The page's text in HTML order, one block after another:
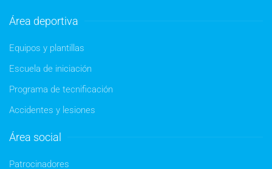
Área deportiva
Equipos y plantillas
Escuela de iniciación
Programa de tecnificación
Accidentes y lesiones
Área social
Patrocinadores